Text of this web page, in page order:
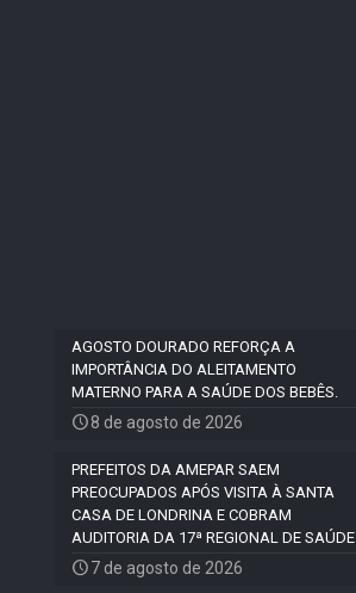
AGOSTO DOURADO REFORÇA A
IMPORTÂNCIA DO ALEITAMENTO
MATERNO PARA A SAÚDE DOS BEBÊS.
8 de agosto de 2026
PREFEITOS DA AMEPAR SAEM
PREOCUPADOS APÓS VISITA À SANTA
CASA DE LONDRINA E COBRAM
AUDITORIA DA 17ª REGIONAL DE SAÚDE.
7 de agosto de 2026